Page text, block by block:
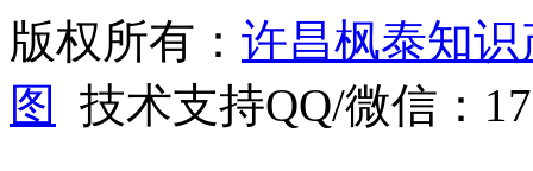
版权所有： 许昌枫泰知
图
技术支持QQ/微信：